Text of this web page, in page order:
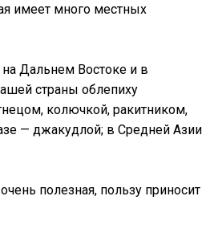
имеет много местных
Дальнем Востоке и в
страны облепиху
колючкой, ракитником,
— джакудлой; в Средней Азии
полезная, пользу приносит